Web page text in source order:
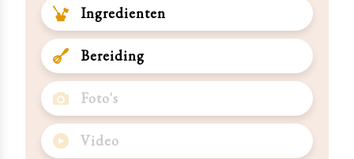
Ingredienten
Bereiding
Foto's
Video